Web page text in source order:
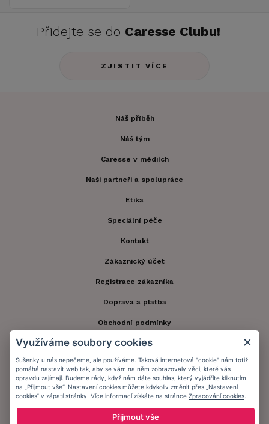
Přidejte se do Caresse Clubu!
ZJISTIT VÍCE
Náš příběh
Náš tým
Caresse v médiích
Naši partneři a spolupráce
Etika
Speciální péče
Kontakt
Zákaznický účet
Registrace zákazníka
Doprava a platba
Obchodní podmínky
Ochrana osobních údajů
Informační memorandum
Zůstaňte s námi v kontaktu.
Využíváme soubory cookies
Sušenky u nás nepečeme, ale používáme. Taková internetová "cookie" nám totiž
pomáhá nastavit web tak, aby se vám na něm zobrazovaly věci, které vás
opravdu zajímají. Budeme rády, když nám dáte souhlas, který vyjádříte kliknutím
na „Přijmout vše“. Nastavení cookies můžete kdykoliv změnit přes „Nastavení
cookies“ v zápatí stránky. Více informací získáte na stránce Zpracování cookies
Přijmout vše